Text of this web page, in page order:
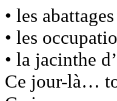
• les
• les
• la jacinthe
Ce jour-là…